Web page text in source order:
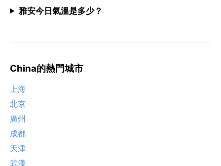
雅安今日氣溫是多少？
China的熱門城市
上海
北京
廣州
成都
天津
武漢